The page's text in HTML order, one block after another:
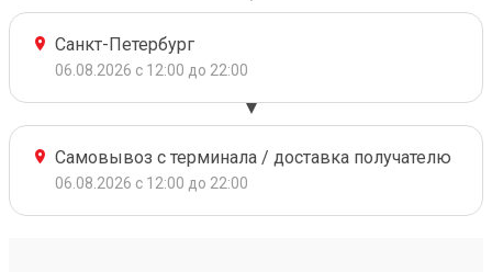
Санкт-Петербург
06.08.2026 с 12:00 до 22:00
Самовывоз с терминала / доставка получателю
06.08.2026 с 12:00 до 22:00